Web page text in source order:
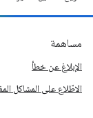
مساهمة
الإبلاغ عن خطأ
الاطّلاع على المشاكل